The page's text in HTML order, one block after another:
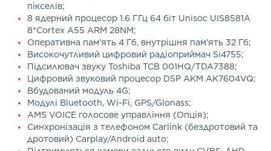
пікселів;
8 ядерний процесор 1.6 ГГц 64 біт Unisoc UIS8581A
8*Cortex A55 ARM 28NM;
Оперативна пам'ять 4 Гб, внутрішня пам'ять 32 Гб;
Високочутливий цифровий радіоприймач Si4755;
Підсилювач звуку Toshiba TCB 001HQ/TDA7388;
Цифровий звуковий процесор DSP AKM AK7604VQ;
Вбудований модуль 4G;
Модулі Bluetooth, Wi-Fi, GPS/Glonass;
AMS VOICE голосове управління (Опція);
Синхронізація з телефоном Carlink (бездротовий та
дротовий) Carplay/Android auto;